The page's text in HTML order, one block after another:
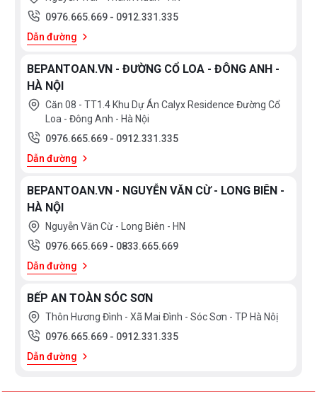
0976.665.669 - 0912.331.335
Dẫn đường
BEPANTOAN.VN - ĐƯỜNG CỔ LOA - ĐÔNG ANH -
HÀ NỘI
Căn 08 - TT1.4 Khu Dự Án Calyx Residence Đường Cổ
Loa - Đông Anh - Hà Nội
0976.665.669 - 0912.331.335
Dẫn đường
BEPANTOAN.VN - NGUYỄN VĂN CỪ - LONG BIÊN -
HÀ NỘI
Nguyễn Văn Cừ - Long Biên - HN
0976.665.669 - 0833.665.669
Dẫn đường
BẾP AN TOÀN SÓC SƠN
Thôn Hương Đình - Xã Mai Đình - Sóc Sơn - TP Hà Nôị
0976.665.669 - 0912.331.335
Dẫn đường